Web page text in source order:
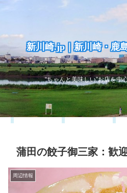
新川崎.jp｜新川崎・鹿
“ちゃんと美味しい”お店を中
蒲田の餃子御三家：歓
周辺情報